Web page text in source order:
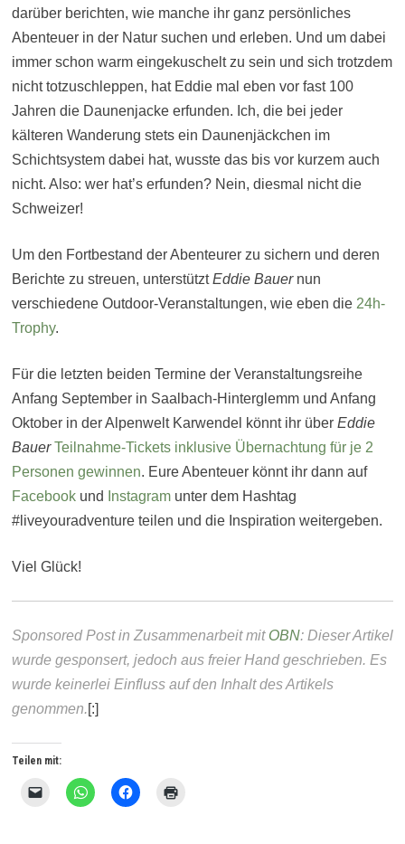
darüber berichten, wie manche ihr ganz persönliches
Abenteuer in der Natur suchen und erleben. Und um dabei
immer schon warm eingekuschelt zu sein und sich trotzdem
nicht totzuschleppen, hat Eddie mal eben vor fast 100
Jahren die Daunenjacke erfunden. Ich, die bei jeder
kälteren Wanderung stets ein Daunenjäckchen im
Schichtsystem dabei hat, wusste das bis vor kurzem auch
nicht. Also: wer hat’s erfunden? Nein, diesmal nicht die
Schweizer!
Um den Fortbestand der Abenteurer zu sichern und deren
Berichte zu streuen, unterstütztEddie Bauernun
verschiedene Outdoor-Veranstaltungen, wie eben die 24h-
Trophy.
Für die letzten beiden Termine der Veranstaltungsreihe
Anfang September in Saalbach-Hinterglemm und Anfang
Oktober in der Alpenwelt Karwendel könnt ihr über Eddie
Bauer Teilnahme-Tickets inklusive Übernachtung für je 2
Personen gewinnen. Eure Abenteuer könnt ihr dann auf
Facebookund Instagramunter dem Hashtag
#liveyouradventure teilen und die Inspiration weitergeben.
Viel Glück!
Sponsored Post in Zusammenarbeit mit OBN: Dieser Artikel
wurde gesponsert, jedoch aus freier Hand geschrieben. Es
wurde keinerlei Einfluss auf den Inhalt des Artikels
genommen.[:]
Teilen mit:
K
l
K
l